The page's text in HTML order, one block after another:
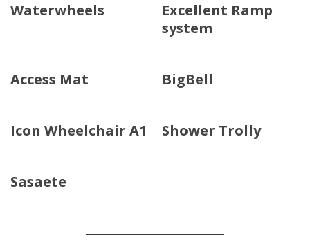
Waterwheels
Excellent Ramp
system
Access Mat BigBell
Icon Wheelchair A1 Shower Trolly
Sasaete